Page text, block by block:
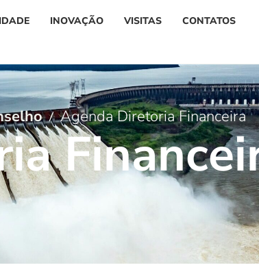
INOVAÇÃO VISITAS CONTATOS
Agenda Diretoria Financeira
iaFinancei